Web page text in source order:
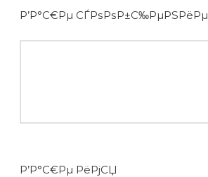
Р’Р°С€Рµ СЃРѕРѕР±С‰РµРЅРёРµ
Р’Р°С€Рµ РёРјСЏ